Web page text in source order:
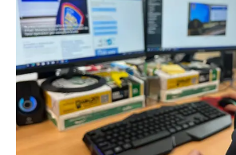
POLITICA
ECONOMIA
SERVIZI ALLE IMPRESE
LAVORO
BANDI